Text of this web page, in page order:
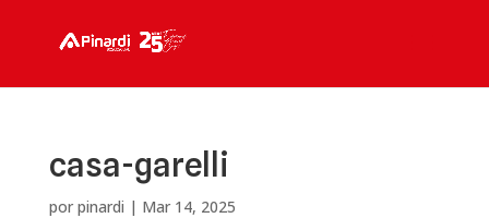
casa-garelli
por pinardi | Mar 14, 2025